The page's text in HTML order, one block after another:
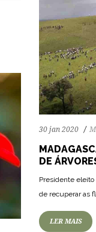
30 jan 2020
DE
Presidente eleito
de recuperar as
LER MAIS